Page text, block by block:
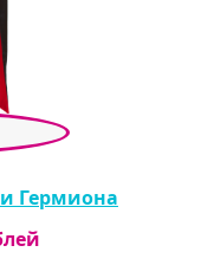
Гермиона